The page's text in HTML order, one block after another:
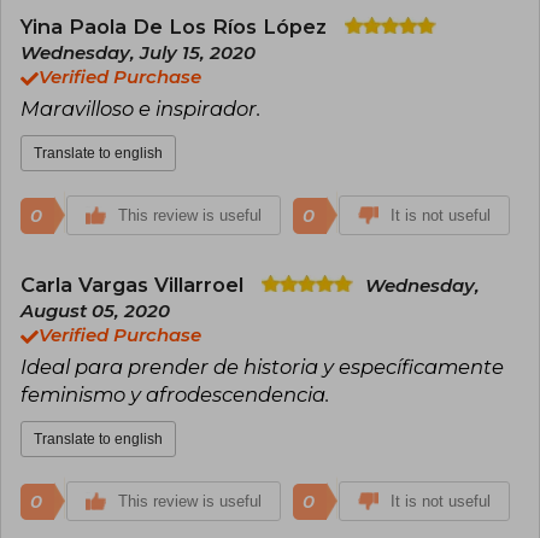
Yina Paola De Los Ríos López
Wednesday, July 15, 2020
Verified Purchase
Maravilloso e inspirador.
Translate to english
0 This review is useful 0 It is not useful
Carla Vargas Villarroel
Wednesday,
August 05, 2020
Verified Purchase
Ideal para prender de historia y específicamente
feminismo y afrodescendencia.
Translate to english
0 This review is useful 0 It is not useful